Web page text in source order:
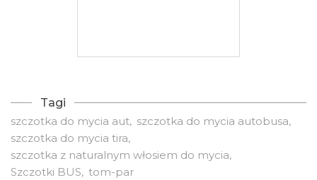
Tagi
szczotka do mycia aut szczotka do mycia autobusa
szczotka do mycia tira
szczotka z naturalnym włosiem do mycia
Szczotki BUS tom-par